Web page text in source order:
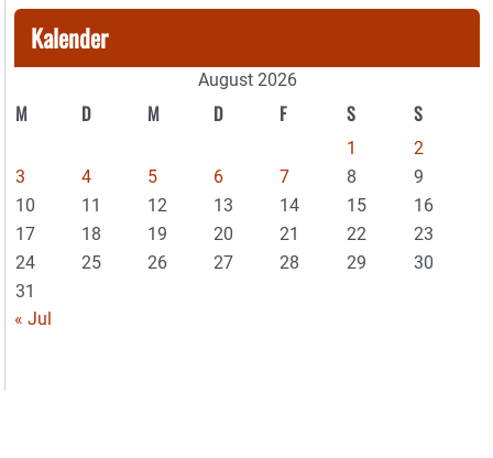
Kalender
August 2026
M D M D F S S
1
2
3
4 5 6 7 8
9
10
11 12 13 14 15
16
17
18 19 20 21 22
23
24
25 26 27 28 29
30
31
« Jul